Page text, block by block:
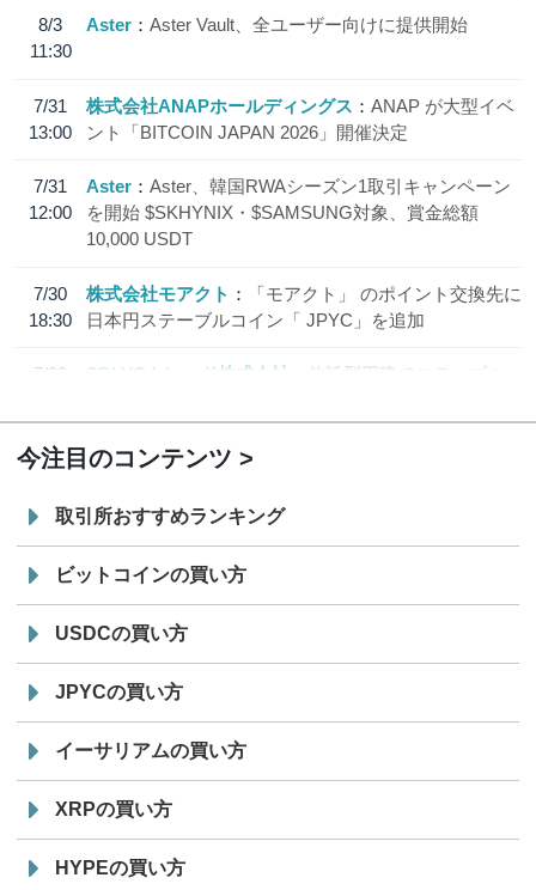
8/3
11:30
Aster Aster Vault、全ユーザー向けに提供開始
7/31
13:00
株式会社ANAPホールディングス
ANAP が大型イベ
ント「BITCOIN JAPAN 2026」開催決定
7/31
12:00
Aster
Aster、韓国RWAシーズン1取引キャンペーン
を開始 $SKHYNIX・$SAMSUNG対象、賞金総額
10,000 USDT
7/30
18:30
株式会社モアクト
「モアクト」 のポイント交換先に
日本円ステーブルコイン「 JPYC」を追加
7/29
SBI VCトレード株式会社
信託型円建てステーブル
今注目のコンテンツ
取引所おすすめランキング
ビットコインの買い方
USDCの買い方
JPYCの買い方
イーサリアムの買い方
XRPの買い方
HYPEの買い方